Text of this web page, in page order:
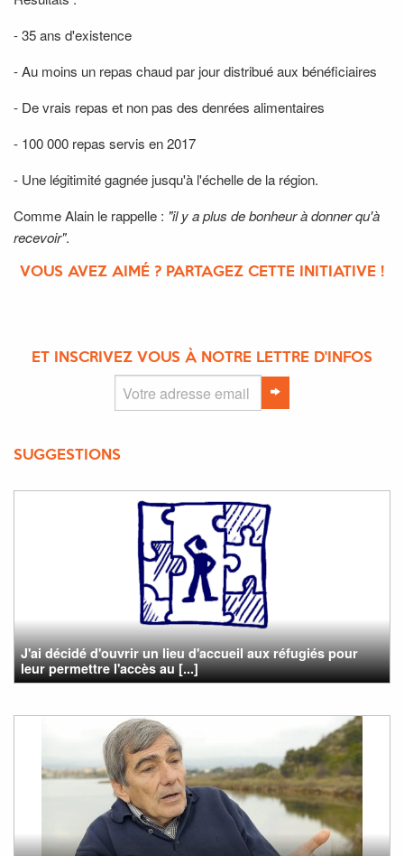
- 35 ans d'existence
- Au moins un repas chaud par jour distribué aux bénéficiaires
- De vrais repas et non pas des denrées alimentaires
- 100 000 repas servis en 2017
- Une légitimité gagnée jusqu'à l'échelle de la région.
Comme Alain le rappelle : "il y a plus de bonheur à donner qu'à
recevoir".
VOUS AVEZ AIMÉ ? PARTAGEZ CETTE INITIATIVE !
ET INSCRIVEZ VOUS À NOTRE LETTRE D'INFOS
SUGGESTIONS
J'ai décidé d'ouvrir un lieu d'accueil aux réfugiés pour
leur permettre l'accès au [...]